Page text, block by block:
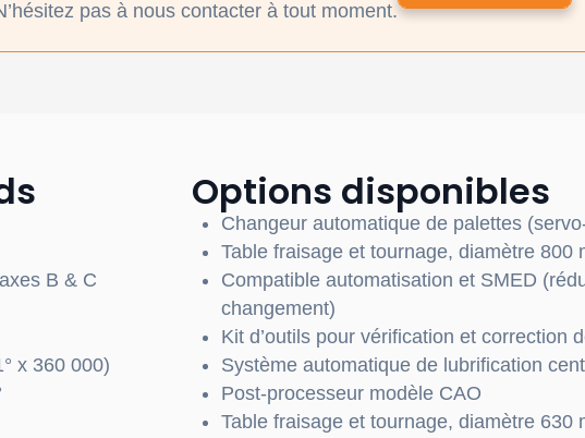
pas à nous contacter à tout moment.
B & C
x 360 000)
Options disponibles
Changeur automatique de palettes
Table fraisage et tournage, diamètre 800
Compatible automatisation et SMED
changement)
Kit d’outils pour vérification et correction
Système automatique de lubrification
Post-processeur modèle CAO
Table fraisage et tournage, diamètre 630